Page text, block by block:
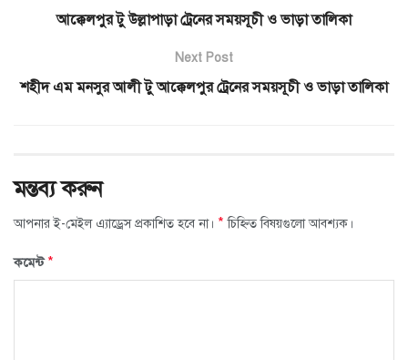
আক্কেলপুর টু উল্লাপাড়া ট্রেনের সময়সূচী ও ভাড়া তালিকা
Next Post
শহীদ এম মনসুর আলী টু আক্কেলপুর ট্রেনের সময়সূচী ও ভাড়া তালিকা
মন্তব্য করুন
আপনার ই-মেইল এ্যাড্রেস প্রকাশিত হবে না। * চিহ্নিত বিষয়গুলো আবশ্যক।
কমেন্ট*